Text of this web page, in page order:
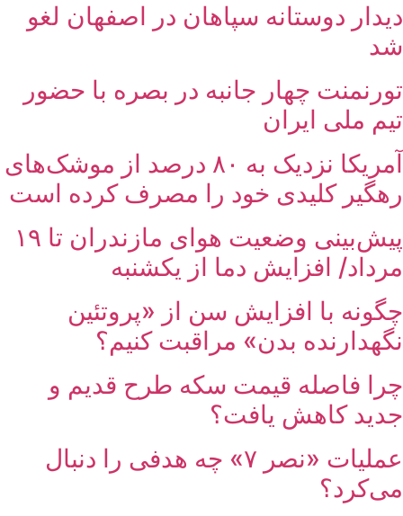
دیدار دوستانه سپاهان در اصفهان لغو
شد
تورنمنت چهار جانبه در بصره با حضور
تیم ملی ایران
آمریکا نزدیک به ۸۰ درصد از موشک‌های
رهگیر کلیدی خود را مصرف کرده است
پیش‌بینی وضعیت هوای مازندران تا ۱۹
مرداد/ افزایش دما از یکشنبه
چگونه با افزایش سن از «پروتئین
نگهدارنده بدن» مراقبت کنیم؟
چرا فاصله قیمت سکه طرح قدیم و
جدید کاهش یافت؟
عملیات «نصر ۷» چه هدفی را دنبال
می‌کرد؟